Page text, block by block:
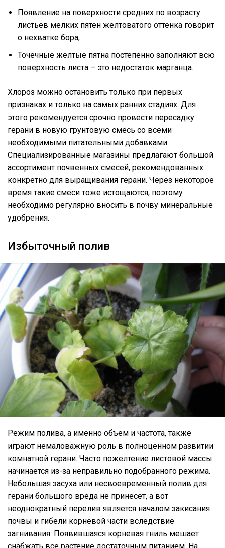
Появление на поверхности средних по возрасту
листьев мелких пятен желтоватого оттенка говорит
о нехватке бора;
Точечные желтые пятна постепенно заполняют всю
поверхность листа – это недостаток марганца.
Хлороз можно остановить только при первых
признаках и только на самых ранних стадиях. Для
этого рекомендуется срочно провести пересадку
герани в новую грунтовую смесь со всеми
необходимыми питательными добавками.
Специализированные магазины предлагают большой
ассортимент почвенных смесей, рекомендованных
конкретно для выращивания герани. Через некоторое
время такие смеси тоже истощаются, поэтому
необходимо регулярно вносить в почву минеральные
удобрения.
Избыточный полив
Режим полива, а именно объем и частота, также
играют немаловажную роль в полноценном развитии
комнатной герани. Часто пожелтение листовой массы
начинается из-за неправильно подобранного режима.
Небольшая засуха или несвоевременный полив для
герани большого вреда не принесет, а вот
неоднократный перелив является началом закисания
почвы и гибели корневой части вследствие
загнивания. Появившаяся корневая гниль мешает